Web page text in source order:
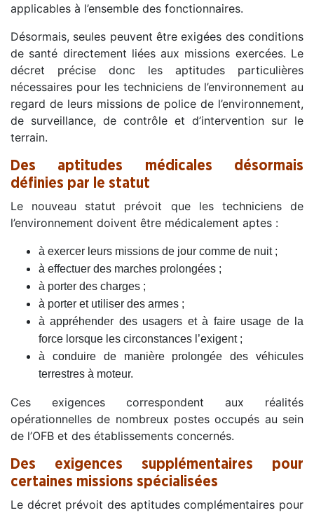
applicables à l’ensemble des fonctionnaires.
Désormais, seules peuvent être exigées des conditions
de santé directement liées aux missions exercées. Le
décret précise donc les aptitudes particulières
nécessaires pour les techniciens de l’environnement au
regard de leurs missions de police de l’environnement,
de surveillance, de contrôle et d’intervention sur le
terrain.
Des aptitudes médicales désormais
définies par le statut
Le nouveau statut prévoit que les techniciens de
l’environnement doivent être médicalement aptes :
à exercer leurs missions de jour comme de nuit ;
à effectuer des marches prolongées ;
à porter des charges ;
à porter et utiliser des armes ;
à appréhender des usagers et à faire usage de la
force lorsque les circonstances l’exigent ;
à conduire de manière prolongée des véhicules
terrestres à moteur.
Ces exigences correspondent aux réalités
opérationnelles de nombreux postes occupés au sein
de l’OFB et des établissements concernés.
Des exigences supplémentaires pour
certaines missions spécialisées
Le décret prévoit des aptitudes complémentaires pour